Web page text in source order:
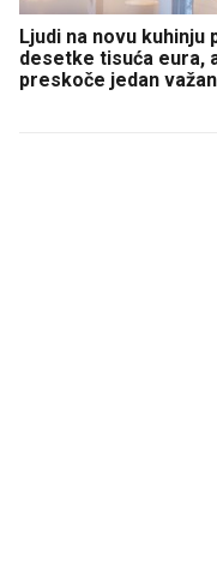
Ljudi na novu kuhinju
desetke tisuća eura,
preskoče jedan